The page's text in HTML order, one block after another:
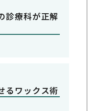
診療科が正解
るワックス術